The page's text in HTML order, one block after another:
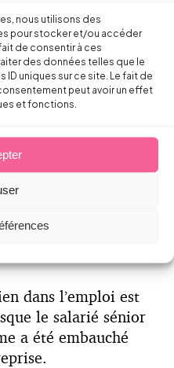
nous utilisons des
pour stocker et/ou accéder
de consentir à ces
des données telles que le
uniques sur ce site. Le fait de
peut avoir un effet
et fonctions.
55 ans pour le
la reconnaissance
pendant la
son départ en
dans l’emploi est
le salarié sénior
a été embauché